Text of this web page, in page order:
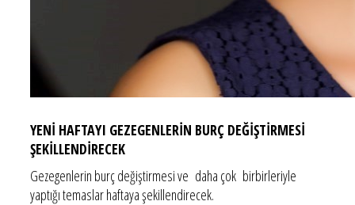
YENİ HAFTAYI GEZEGENLERİN BURÇ DEĞİŞTİRMESİ
ŞEKİLLENDİRECEK
Gezegenlerin burç değiştirmesi ve daha çok birbirleriyle
yaptığı temaslar haftaya şekillendirecek.